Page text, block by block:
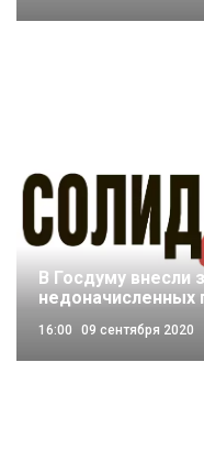
В Госдуму внесли
недоначисленных
16:00 09 сентября 2020